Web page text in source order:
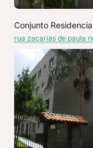
Conjunto
rua zacarias de paula